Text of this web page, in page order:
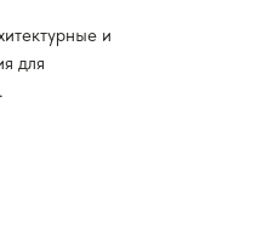
и
для